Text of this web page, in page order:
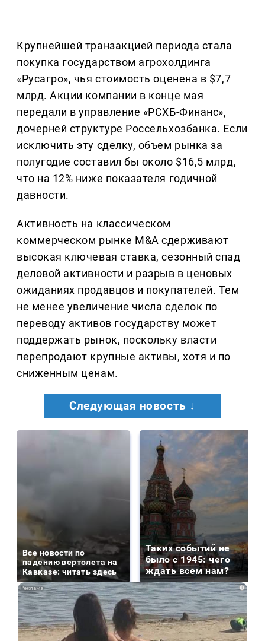
Крупнейшей транзакцией периода стала
покупка государством агрохолдинга
«Русагро», чья стоимость оценена в $7,7
млрд. Акции компании в конце мая
передали в управление «РСХБ-Финанс»,
дочерней структуре Россельхозбанка. Если
исключить эту сделку, объем рынка за
полугодие составил бы около $16,5 млрд,
что на 12% ниже показателя годичной
давности.
Активность на классическом
коммерческом рынке M&A сдерживают
высокая ключевая ставка, сезонный спад
деловой активности и разрыв в ценовых
ожиданиях продавцов и покупателей. Тем
не менее увеличение числа сделок по
переводу активов государству может
поддержать рынок, поскольку власти
перепродают крупные активы, хотя и по
сниженным ценам.
Следующая новость ↓
Все новости по
падению вертолета на
Кавказе: читать здесь
Таких событий не
было с 1945: чего
ждать всем нам?
i